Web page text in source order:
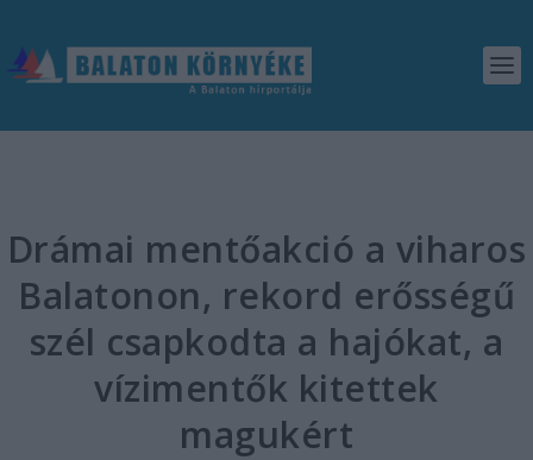
Drámai mentőakció a viharos
Balatonon, rekord erősségű
szél csapkodta a hajókat, a
vízimentők kitettek
magukért